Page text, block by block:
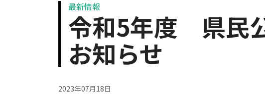
最新情報
令和5年度 県民
お知らせ
2023年07月18日